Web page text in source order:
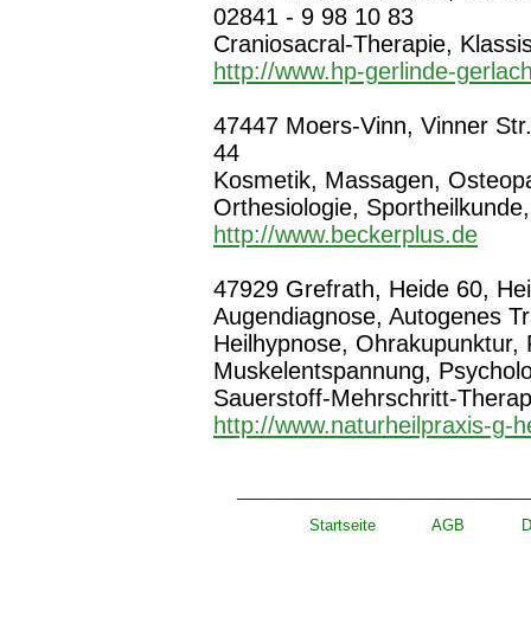
02841 - 9 98 10 83
Craniosacral-Therapie,
http://www.hp-gerlinde-
47447 Moers-Vinn, Vinner
44
Kosmetik, Massagen,
Orthesiologie,
http://www.beckerplus.de
47929 Grefrath, Heide 60,
Augendiagnose, Autogenes
Heilhypnose,
Muskelentspannung,
Sauerstoff-Mehrschritt-
http://www.naturheilpraxis-g-
Startseite
AGB